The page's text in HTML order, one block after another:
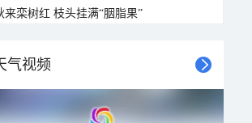
来栾树红 枝头挂满“胭脂果”
气视频